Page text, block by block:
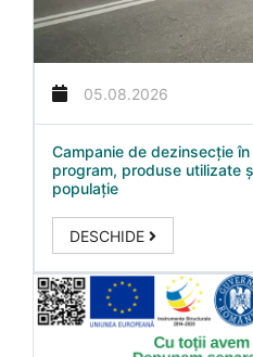
05.08.2026
Campanie de dezinsecție
program, produse utilizate
populație
DESCHIDE